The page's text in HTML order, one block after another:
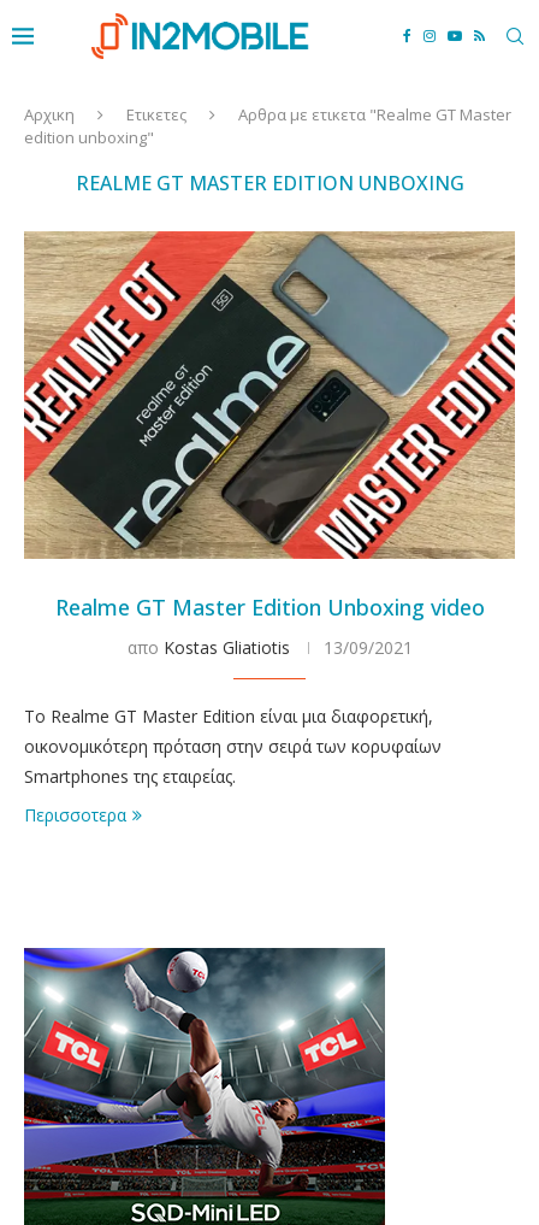
Αρχικη Ετικετες
Αρθρα με ετικετα "Realme GT Master
edition unboxing"
REALME GT MASTER EDITION UNBOXING
Realme GT Master Edition Unboxing video
απο Kostas Gliatiotis 13/09/2021
Το Realme GT Master Edition είναι μια διαφορετική,
οικονομικότερη πρόταση στην σειρά των κορυφαίων
Smartphones της εταιρείας.
Περισσοτερα